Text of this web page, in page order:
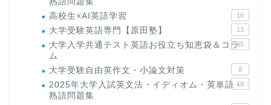
高校生×AI英語学習 16
大学受験英語専門【原田塾】 13
大学入学共通テスト英語お役立ち知恵袋＆コラ
ム
45
大学受験自由英作文・小論文対策 8
2025年大学入試英文法・イディオム・英単語・
熟語問題集
18